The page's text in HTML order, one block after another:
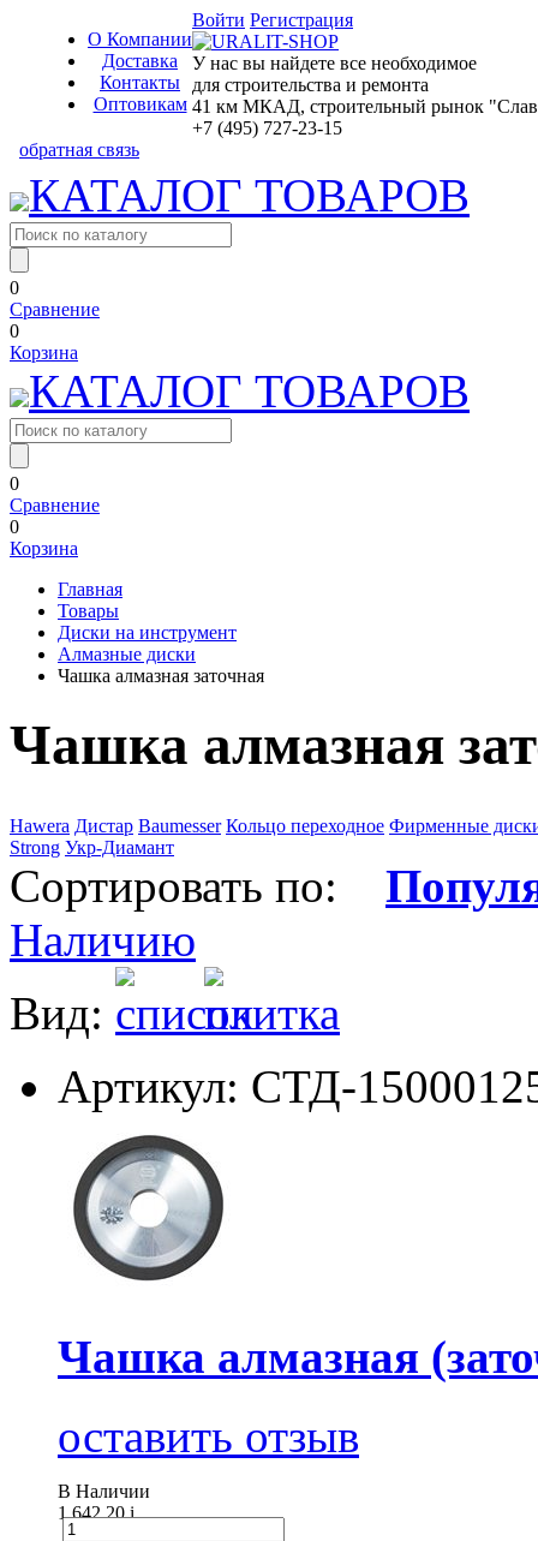
О Компании
Доставка
Контакты
Оптовикам
Войти Регистрация
У нас вы найдете все необходимое
для строительства и ремонта
41 км МКАД, строительный рынок
+7 (495) 727-23-15
обратная связь
КАТАЛОГ ТОВАРОВ
0
Сравнение
0
Корзина
КАТАЛОГ ТОВАРОВ
0
Сравнение
0
Корзина
Главная
Товары
Диски на инструмент
Алмазные диски
Чашка алмазная заточная
Чашка алмазная
Hawera Дистар Baumesser Кольцо переходное Фирменные
Strong Укр-Диамант
Сортировать по:
Наличию
Вид:
Артикул: СТД-
Чашка алмазная
оставить отзыв
В Наличии
1 642.20i